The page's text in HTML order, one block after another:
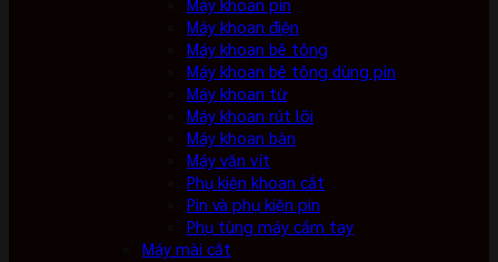
Máy khoan pin
Máy khoan điện
Máy khoan bê tông
Máy khoan bê tông dùng pin
Máy khoan từ
Máy khoan rút lõi
Máy khoan bàn
Máy vặn vít
Phụ kiện khoan cắt
Pin và phụ kiện pin
Phụ tùng máy cầm tay
Máy mài cắt